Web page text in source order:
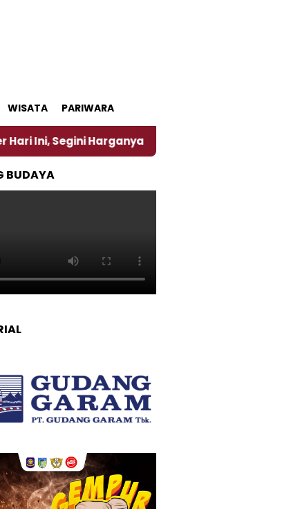
WISATA PARIWARA
Harganya ‎Nasirun Maestro Lukis Pemadu
BUDAYA